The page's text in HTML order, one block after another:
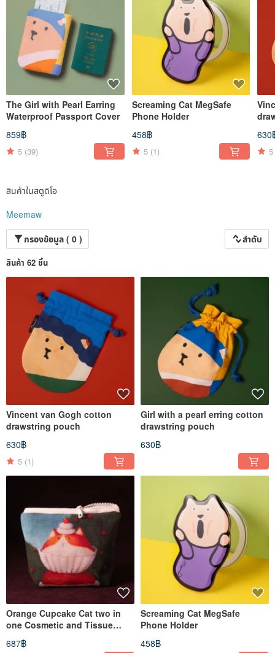
The Girl with Pearl Earring
Waterproof Passport Cover
859฿
5 (39)
Screaming Cat MegSafe
Phone Holder
458฿
5 (1)
630
5
สินค้าในสตูดิโอ
Meemaw
กรองข้อมูล ( 0 )
ลำดับ
สินค้า 62 ชิ้น
Vincent van Gogh cotton
drawstring pouch
630฿
5 (1)
Girl with a pearl erring cotton
drawstring pouch
630฿
Orange Cupcake Cat two in
one Cosmetic and Tissue
Pouch
687฿
Screaming Cat MegSafe
Phone Holder
458฿